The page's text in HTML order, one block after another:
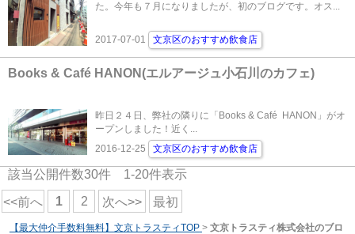
た。今年も７月になりましたが、初のブログです。オス...
2017-07-01 文京区のおすすめ飲食店
Books & Café HANON(エルアージュ小石川のカフェ)
昨日２４日、弊社の隣りに「Books & Café HANON」がオ
ープンしました！近く...
2016-12-25
文京区のおすすめ飲食店
該当公開件数30件 1-20件表示
<<前へ 1 2 次へ>> 最初
【最大仲介手数料無料】文京トラスティTOP > 文京トラスティ株式会社のブロ